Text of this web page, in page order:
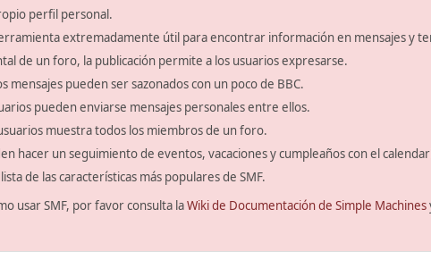
perfil personal.
extremadamente útil para encontrar información en mensajes y
de un foro, la publicación permite a los usuarios expresarse.
mensajes pueden ser sazonados con un poco de BBC.
pueden enviarse mensajes personales entre ellos.
muestra todos los miembros de un foro.
hacer un seguimiento de eventos, vacaciones y cumpleaños con el
de las características más populares de SMF.
usar SMF, por favor consulta laWiki de Documentación de Simple Machines